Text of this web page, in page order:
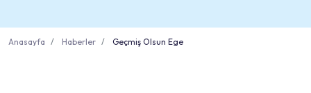
Anasayfa Haberler Geçmiş Olsun Ege